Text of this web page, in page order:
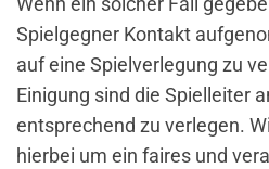
Spielgegner Kontakt
auf eine Spielverlegung zu
Einigung sind die Spielleiter
entsprechend zu verlegen.
hierbei um ein faires und